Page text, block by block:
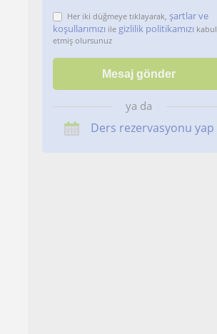
Her iki düğmeye tıklayarak, şartlar ve
koşullarımızı ile gizlilik politikamızı kabul
etmiş olursunuz
ya da
Ders rezervasyonu yap